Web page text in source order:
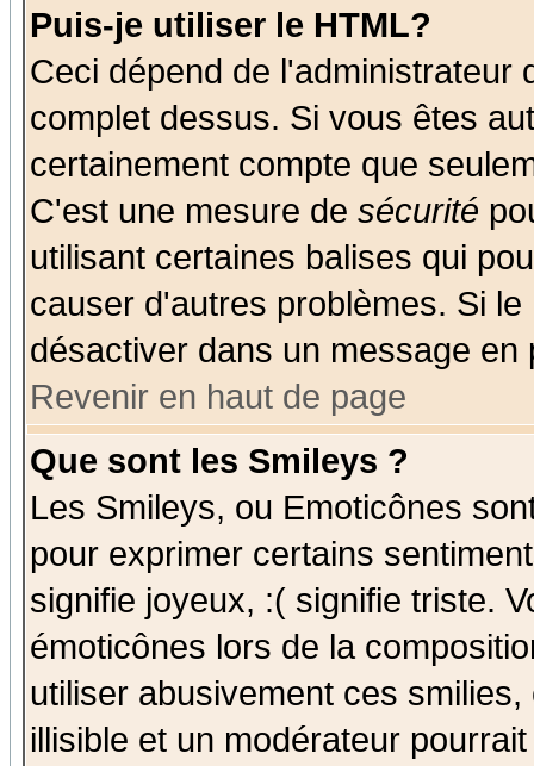
Puis-je utiliser le HTML?
Ceci dépend de l'administrateur
complet dessus. Si vous êtes
certainement compte que
C'est une mesure de sécurité
utilisant certaines balises qui
causer d'autres problèmes. Si
désactiver dans un message
Revenir en haut de page
Que sont les Smileys ?
Les Smileys, ou Emoticônes
pour exprimer certains
signifie joyeux, :( signifie triste.
émoticônes lors de la
utiliser abusivement ces
illisible et un modérateur